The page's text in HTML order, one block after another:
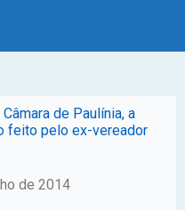
de Paulínia, a
feito pelo ex-vereador
de 2014